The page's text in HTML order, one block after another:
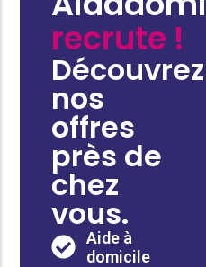
recrute !
Découvrez
nos
offres
près de
chez
vous.
Aide à
domicile